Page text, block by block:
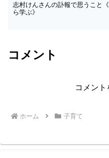
志村けんさんの訃報で思うこと
ら学ぶ》
コメント
コメント
ホーム 子育て